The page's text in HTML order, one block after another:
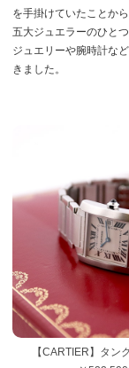
を手掛けていたことか
五大ジュエラーのひと
ジュエリーや腕時計な
きました。
【CARTIER】タ